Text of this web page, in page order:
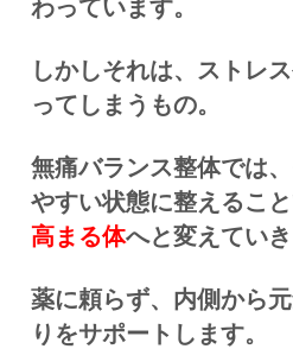
わっています。
しかしそれは、ストレ
ってしまうもの。
無痛バランス整体では
やすい状態に整えること
高まる体へと変えていき
薬に頼らず、内側から
りをサポートします。